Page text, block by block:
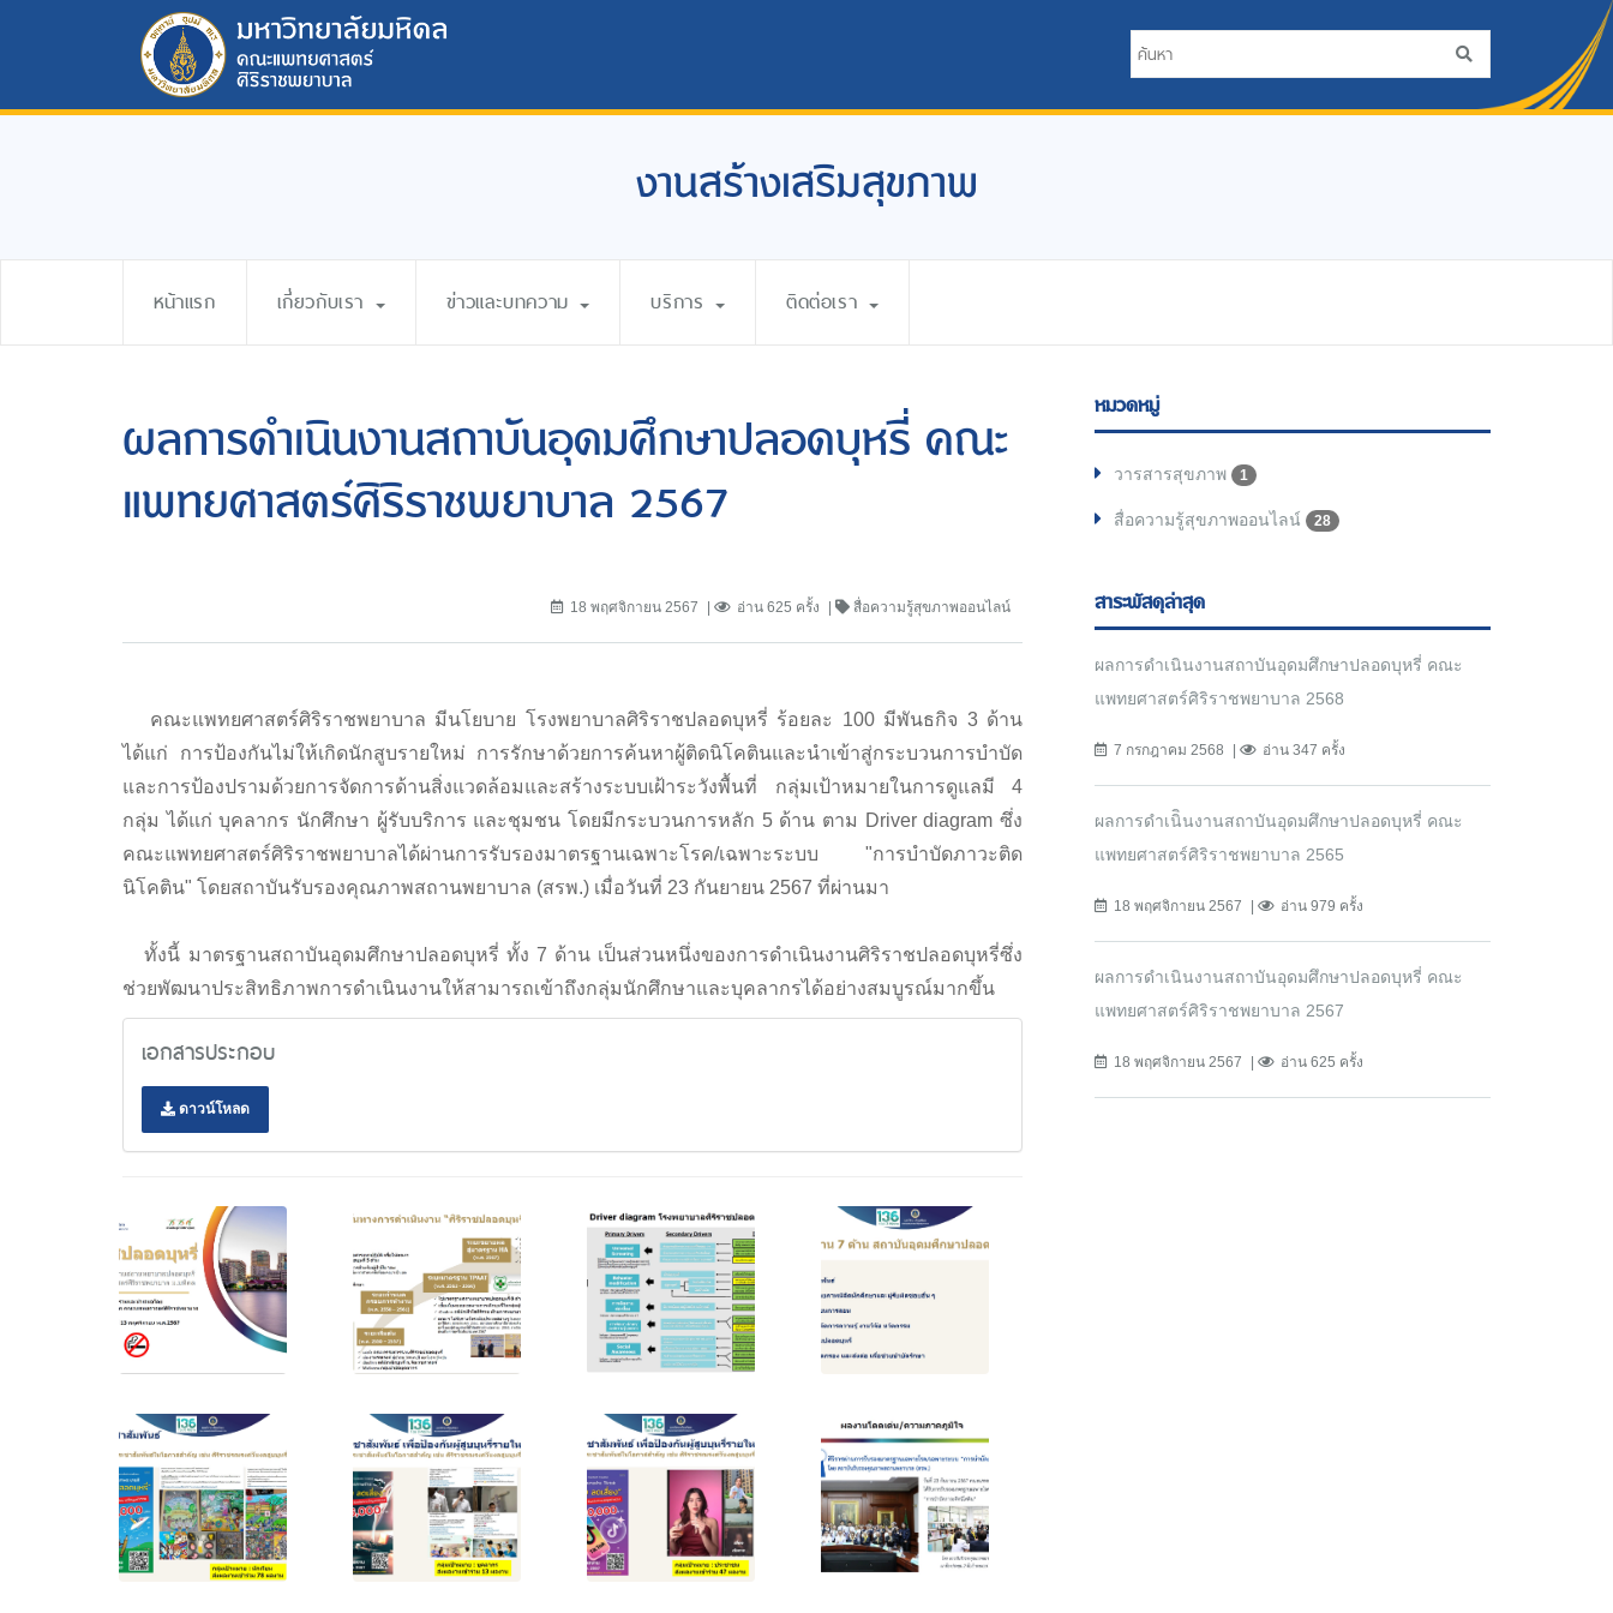
งานสร้างเสริมสุขภาพ
หน้าแรก เกี่ยวกับเรา ข่าวและบทความ บริการ ติดต่อเรา
ผลการดำเนินงานสถาบันอุดมศึกษาปลอดบุหรี่ คณะ
แพทยศาสตร์ศิริราชพยาบาล 2567
18 พฤศจิกายน 2567 อ่าน 625 ครั้ง สื่อความรู้สุขภาพออนไลน์
คณะแพทยศาสตร์ศิริราชพยาบาล มีนโยบาย โรงพยาบาลศิริราชปลอดบุหรี่ ร้อยละ 100 มีพันธกิจ 3 ด้าน
ได้แก่ การป้องกันไม่ให้เกิดนักสูบรายใหม่ การรักษาด้วยการค้นหาผู้ติดนิโคตินและนำเข้าสู่กระบวนการบำบัด
และการป้องปรามด้วยการจัดการด้านสิ่งแวดล้อมและสร้างระบบเฝ้าระวังพื้นที่ กลุ่มเป้าหมายในการดูแลมี 4
กลุ่ม ได้แก่ บุคลากร นักศึกษา ผู้รับบริการ และชุมชน โดยมีกระบวนการหลัก 5 ด้าน ตาม Driver diagram ซึ่ง
คณะแพทยศาสตร์ศิริราชพยาบาลได้ผ่านการรับรองมาตรฐานเฉพาะโรค/เฉพาะระบบ "การบำบัดภาวะติด
นิโคติน" โดยสถาบันรับรองคุณภาพสถานพยาบาล (สรพ.) เมื่อวันที่ 23 กันยายน 2567 ที่ผ่านมา
ทั้งนี้ มาตรฐานสถาบันอุดมศึกษาปลอดบุหรี่ ทั้ง 7 ด้าน เป็นส่วนหนึ่งของการดำเนินงานศิริราชปลอดบุหรี่ซึ่ง
ช่วยพัฒนาประสิทธิภาพการดำเนินงานให้สามารถเข้าถึงกลุ่มนักศึกษาและบุคลากรได้อย่างสมบูรณ์มากขึ้น
เอกสารประกอบ
ดาวน์โหลด
หมวดหมู่
วารสารสุขภาพ 1
สื่อความรู้สุขภาพออนไลน์ 28
สาระพัสดุล่าสุด
ผลการดำเนินงานสถาบันอุดมศึกษาปลอดบุหรี่ คณะ
แพทยศาสตร์ศิริราชพยาบาล 2568
7 กรกฎาคม 2568 อ่าน 347 ครั้ง
ผลการดำเนิินงานสถาบันอุดมศึกษาปลอดบุหรี่ คณะ
แพทยศาสตร์ศิริราชพยาบาล 2565
18 พฤศจิกายน 2567 อ่าน 979 ครั้ง
ผลการดำเนินงานสถาบันอุดมศึกษาปลอดบุหรี่ คณะ
แพทยศาสตร์ศิริราชพยาบาล 2567
18 พฤศจิกายน 2567 อ่าน 625 ครั้ง